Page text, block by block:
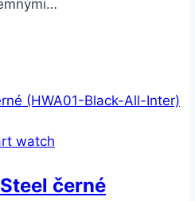
watch
černé